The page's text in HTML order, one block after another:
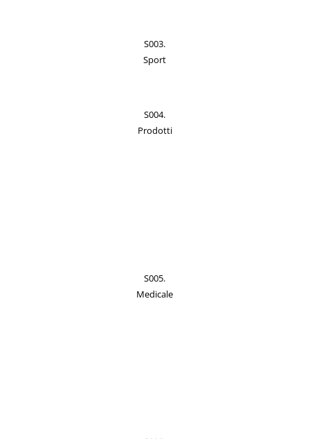
S003.
Sport
S004.
Prodotti
S005.
Medicale